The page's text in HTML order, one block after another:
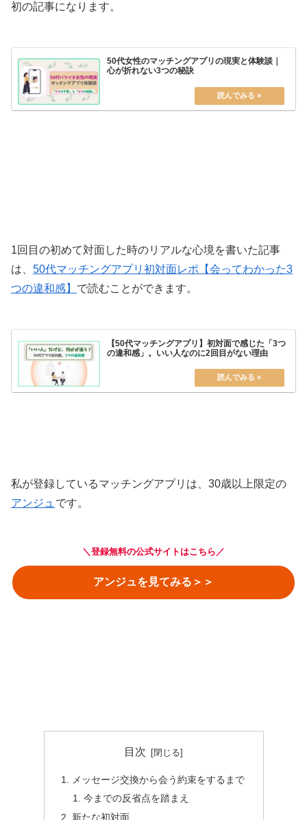
初の記事になります。
50代女性のマッチングアプリの現実と体験談｜
心が折れない3つの秘訣
1回目の初めて対面した時のリアルな心境を書いた記事
は、 50代マッチングアプリ初対面レポ【会ってわかった3
つの違和感】 で読むことができます。
【50代マッチングアプリ】初対面で感じた「3つ
の違和感」。いい人なのに2回目がない理由
私が登録しているマッチングアプリは、30歳以上限定の
アンジュ です。
＼登録無料の公式サイトはこちら／
アンジュを見てみる＞＞
目次
メッセージ交換から会う約束をするまで
今までの反省点を踏まえ
新たな初対面